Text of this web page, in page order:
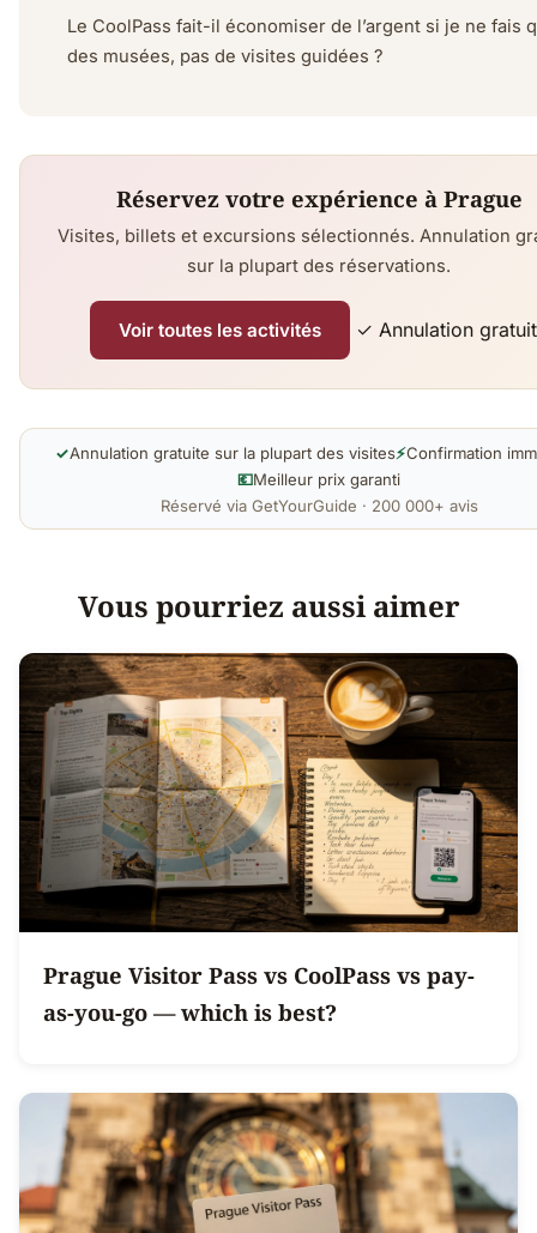
Le CoolPass fait-il économiser de l’argent si je ne fais
des musées, pas de visites guidées ?
Réservez votre expérience à Prague
Visites, billets et excursions sélectionnés. Annulation
sur la plupart des réservations.
Voir toutes les activités ✓ Annulation
✓Annulation gratuite sur la plupart des visites⚡Confirmation
💶Meilleur prix garanti
Réservé via GetYourGuide · 200 000+ avis
Vous pourriez aussi aimer
Prague Visitor Pass vs CoolPass vs pay-
as-you-go — which is best?